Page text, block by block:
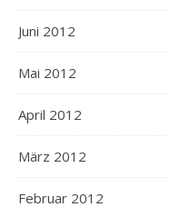
Juni 2012
Mai 2012
April 2012
März 2012
Februar 2012